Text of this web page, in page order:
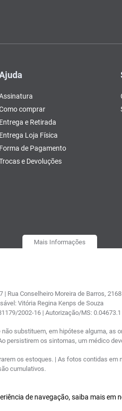
de navegação, saiba mais em
comprar
Entrega e Retirada
Entrega Loja Física
Forma de Pagamento
e Devoluções
Mais Informações
Conselheiro Moreira de Barros,
Vitória Regina Kenps de Souza
2002-16 | Autorização/MS:
substituem, em hipótese alguma, as
persistirem os sintomas, um médico
os estoques. | As fotos contidas
cumulativos.